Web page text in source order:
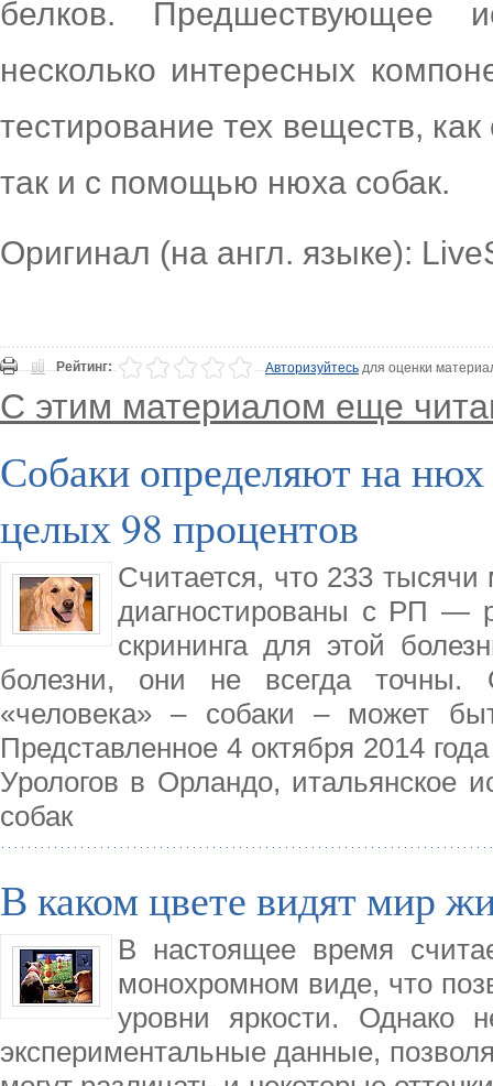
белков. Предшествующее
несколько интересных
тестирование тех веществ,
так и с помощью нюха собак.
Оригинал (на англ. языке):
Рейтинг: Авторизуйтесьдля оценки
С этим материалом еще
Собаки определяют на
целых 98 процентов
Считается, что 233
диагностированы с РП —
скрининга для этой
болезни, они не всегда точны.
«человека» – собаки – может
Представленное 4 октября 2014
Урологов в Орландо, итальянское
собак
В каком цвете видят мир
В настоящее время
монохромном виде, что
уровни яркости. Однако
экспериментальные данные,